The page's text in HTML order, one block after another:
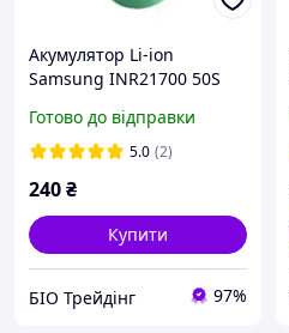
Акумулятор Li-ion
Samsung INR21700 50S
Готово до відправки
5.0 (2)
240₴
Купити
БІО Трейдінг 97%